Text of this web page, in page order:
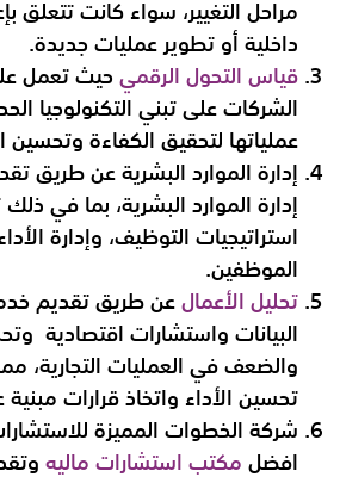
مراحل التغيير، سواء كانت تتعلق
داخلية أو تطوير عمليات جديدة.
قياس التحول الرقمي حيث تعمل
الشركات على تبني التكنولوجيا
عملياتها لتحقيق الكفاءة وتحسين
إدارة الموارد البشرية عن طريق
إدارة الموارد البشرية، بما في
استراتيجيات التوظيف، وإدارة
الموظفين.
تحليل الأعمال عن طريق تقديم
البيانات واستشارات اقتصادية
والضعف في العمليات التجارية،
تحسين الأداء واتخاذ قرارات
شركة الخطوات المميزة
افضل مكتب استشارات ماليه